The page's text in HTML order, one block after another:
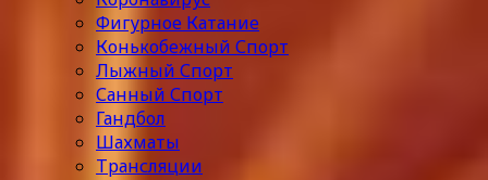
Фигурное Катание
Конькобежный Спорт
Лыжный Спорт
Санный Спорт
Гандбол
Шахматы
Трансляции